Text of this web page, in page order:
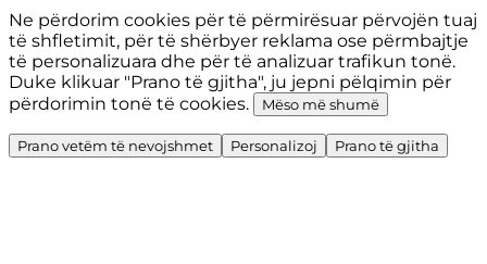
Ne përdorim cookies për të përmirësuar përvojën tuaj
të shfletimit, për të shërbyer reklama ose përmbajtje
të personalizuara dhe për të analizuar trafikun tonë.
Duke klikuar "Prano të gjitha", ju jepni pëlqimin për
përdorimin tonë të cookies.
Mëso më shumë
Prano vetëm të nevojshmet Personalizoj Prano të gjitha